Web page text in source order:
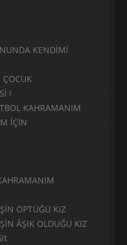
KENDİMİ
ÇOCUK
I
KAHRAMANIM
İÇİN
ÖPTÜĞÜ KIZ
ÂŞIK OLDUĞU KIZ